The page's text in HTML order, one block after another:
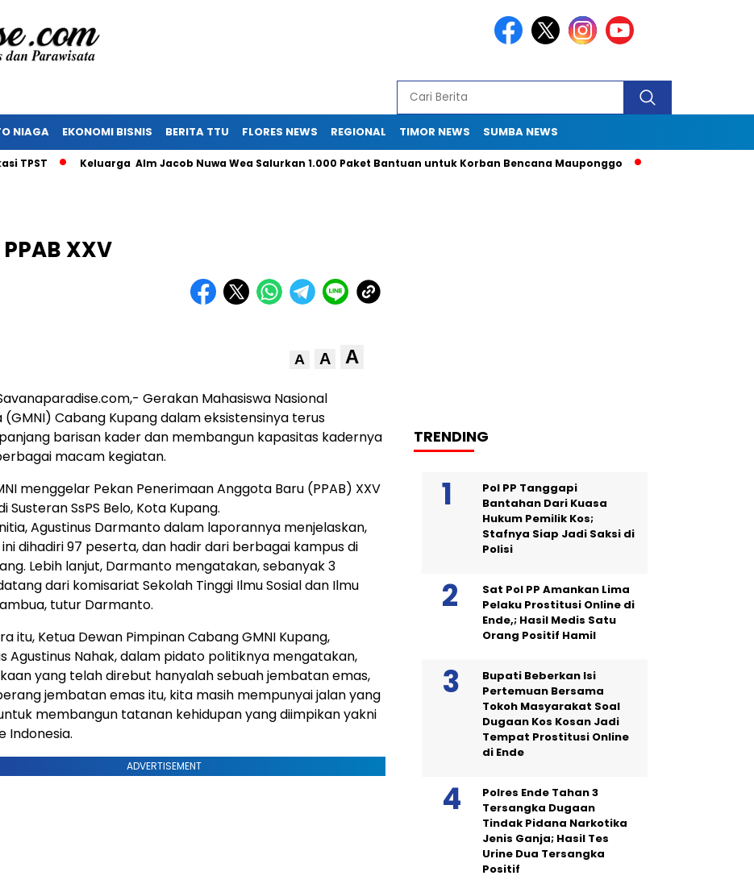
NIAGA EKONOMI BISNIS BERITA TTU FLORES NEWS REGIONAL TIMOR NEWS SUMBA NEWS
Keluarga Alm Jacob Nuwa Wea Salurkan 1.000 Paket Bantuan untuk Korban Bencana Mauponggo Drama Pergub 33: Kadis
XXV
A A A
Gerakan Mahasiswa Nasional
(GMNI) Cabang Kupang dalam eksistensinya terus
barisan kader dan membangun kapasitas kadernya
macam kegiatan.
menggelar Pekan Penerimaan Anggota Baru (PPAB) XXV
Susteran SsPS Belo, Kota Kupang.
Agustinus Darmanto dalam laporannya menjelaskan,
ini dihadiri 97 peserta, dan hadir dari berbagai kampus di
Lebih lanjut, Darmanto mengatakan, sebanyak 3
dari komisariat Sekolah Tinggi Ilmu Sosial dan Ilmu
tutur Darmanto.
itu, Ketua Dewan Pimpinan Cabang GMNI Kupang,
Agustinus Nahak, dalam pidato politiknya mengatakan,
yang telah direbut hanyalah sebuah jembatan emas,
jembatan emas itu, kita masih mempunyai jalan yang
membangun tatanan kehidupan yang diimpikan yakni
Indonesia.
ADVERTISEMENT
TRENDING
Pol PP Tanggapi
Bantahan Dari Kuasa
Hukum Pemilik Kos;
Stafnya Siap Jadi Saksi di
Polisi
Sat Pol PP Amankan Lima
Pelaku Prostitusi Online di
Ende,; Hasil Medis Satu
Orang Positif Hamil
Bupati Beberkan Isi
Pertemuan Bersama
Tokoh Masyarakat Soal
Dugaan Kos Kosan Jadi
Tempat Prostitusi Online
di Ende
Polres Ende Tahan 3
Tersangka Dugaan
Tindak Pidana Narkotika
Jenis Ganja; Hasil Tes
Urine Dua Tersangka
Positif